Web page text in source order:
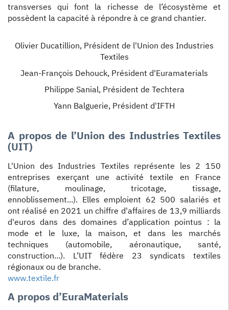
transverses qui font la richesse de l’écosystème et
possèdent la capacité à répondre à ce grand chantier.
Olivier Ducatillion, Président de l'Union des Industries
Textiles
Jean-François Dehouck, Président d'Euramaterials
Philippe Sanial, Président de Techtera
Yann Balguerie, Président d'IFTH
A propos de l’Union des Industries Textiles
(UIT)
L'Union des Industries Textiles représente les 2 150
entreprises exerçant une activité textile en France
(filature, moulinage, tricotage, tissage,
ennoblissement...). Elles emploient 62 500 salariés et
ont réalisé en 2021 un chiffre d'affaires de 13,9 milliards
d'euros dans des domaines d’application pointus : la
mode et le luxe, la maison, et dans les marchés
techniques (automobile, aéronautique, santé,
construction...). L’UIT fédère 23 syndicats textiles
régionaux ou de branche.
www.textile.fr
A propos d’EuraMaterials